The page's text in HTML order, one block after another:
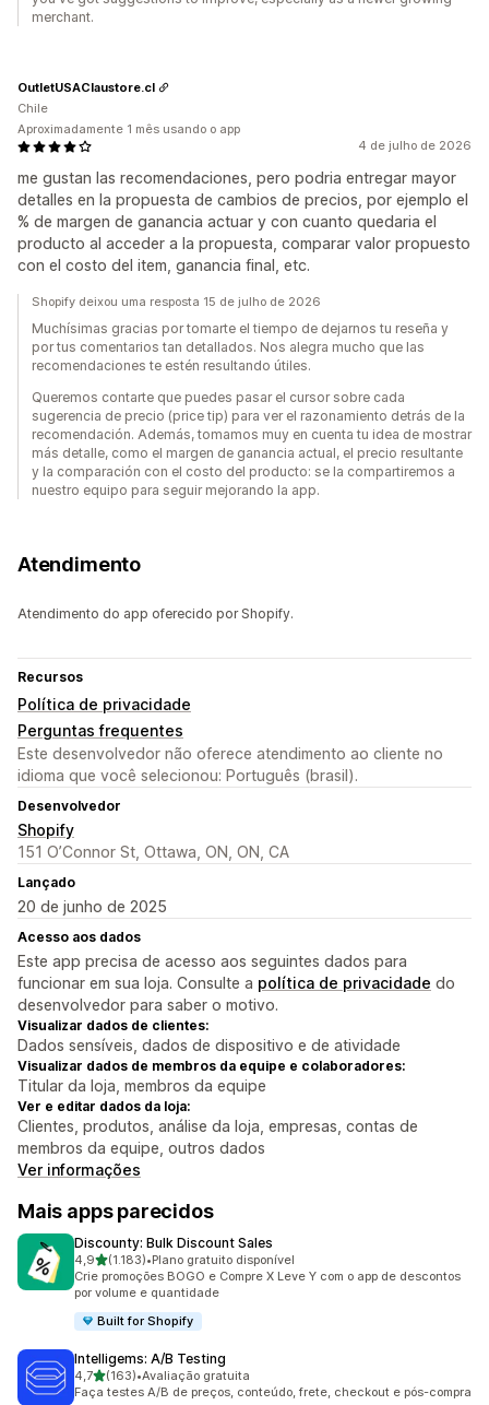
merchant.
4 de julho de 2026
me gustan las recomendaciones, pero podria entregar mayor
detalles en la propuesta de cambios de precios, por ejemplo el
% de margen de ganancia actuar y con cuanto quedaria el
producto al acceder a la propuesta, comparar valor propuesto
con el costo del item, ganancia final, etc.
OutletUSAClaustore.cl
Chile
Aproximadamente 1 mês usando o app
Shopify deixou uma resposta 15 de julho de 2026
Muchísimas gracias por tomarte el tiempo de dejarnos tu reseña y
por tus comentarios tan detallados. Nos alegra mucho que las
recomendaciones te estén resultando útiles.
Queremos contarte que puedes pasar el cursor sobre cada
sugerencia de precio (price tip) para ver el razonamiento detrás de la
recomendación. Además, tomamos muy en cuenta tu idea de mostrar
más detalle, como el margen de ganancia actual, el precio resultante
y la comparación con el costo del producto: se la compartiremos a
nuestro equipo para seguir mejorando la app.
Atendimento
Atendimento do app oferecido por Shopify.
Recursos
Política de privacidade
Perguntas frequentes
Este desenvolvedor não oferece atendimento ao cliente no
idioma que você selecionou: Português (brasil).
Desenvolvedor
Shopify
151 O’Connor St, Ottawa, ON, ON, CA
Lançado
20 de junho de 2025
Acesso aos dados
Este app precisa de acesso aos seguintes dados para
funcionar em sua loja. Consulte a política de privacidade do
desenvolvedor para saber o motivo.
Visualizar dados de clientes:
Dados sensíveis, dados de dispositivo e de atividade
Visualizar dados de membros da equipe e colaboradores:
Titular da loja, membros da equipe
Ver e editar dados da loja:
Clientes, produtos, análise da loja, empresas, contas de
membros da equipe, outros dados
Ver informações
Mais apps parecidos
Discounty: Bulk Discount Sales
4,9de 5 estrelas
(1.183)
1183 avaliações ao todo
•Plano gratuito disponível
Crie promoções BOGO e Compre X Leve Y com o app de descontos
por volume e quantidade
Built for Shopify
Intelligems: A/B Testing
4,7de 5 estrelas
(163)
163 avaliações ao todo
•Avaliação gratuita
Faça testes A/B de preços, conteúdo, frete, checkout e pós-compra